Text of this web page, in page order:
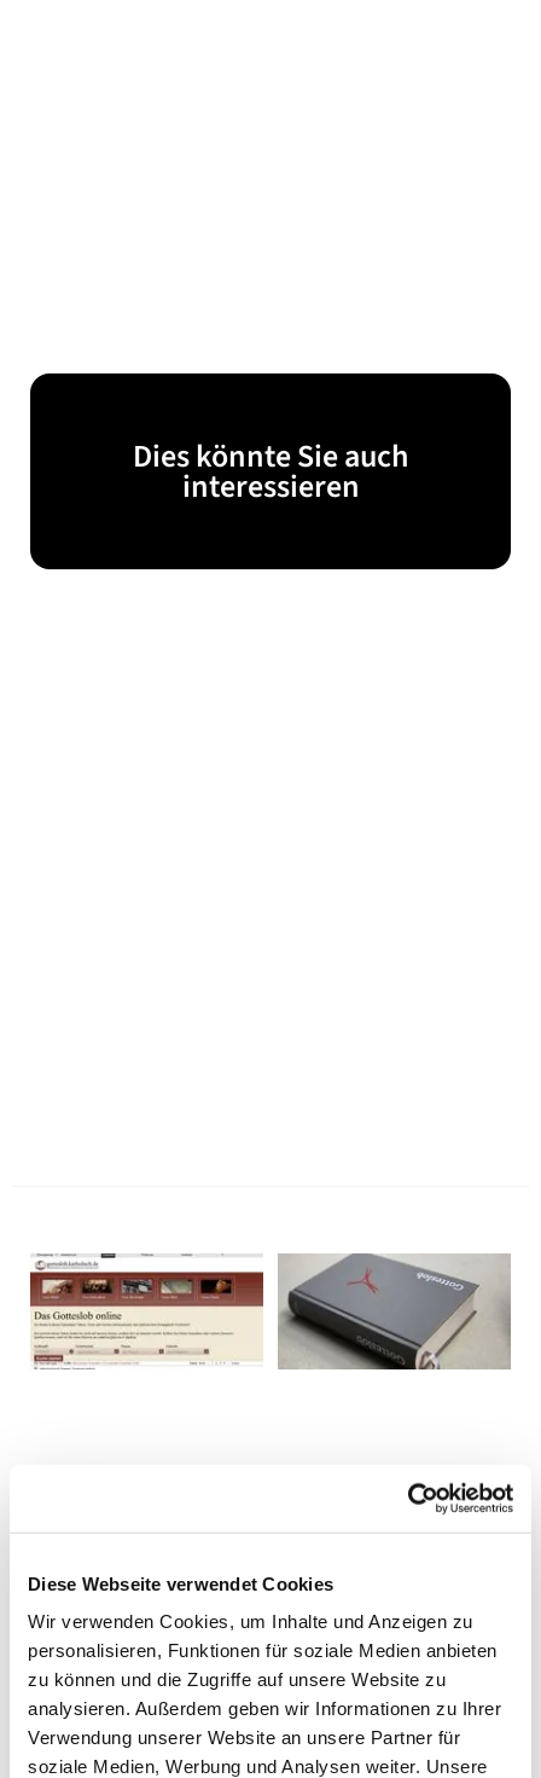
Diese Webseite verwendet Cookies
Wir verwenden Cookies, um Inhalte und Anzeigen zu
personalisieren, Funktionen für soziale Medien anbieten
zu können und die Zugriffe auf unsere Website zu
analysieren. Außerdem geben wir Informationen zu Ihrer
Verwendung unserer Website an unsere Partner für
soziale Medien, Werbung und Analysen weiter. Unsere
Dies könnte Sie auch
interessieren